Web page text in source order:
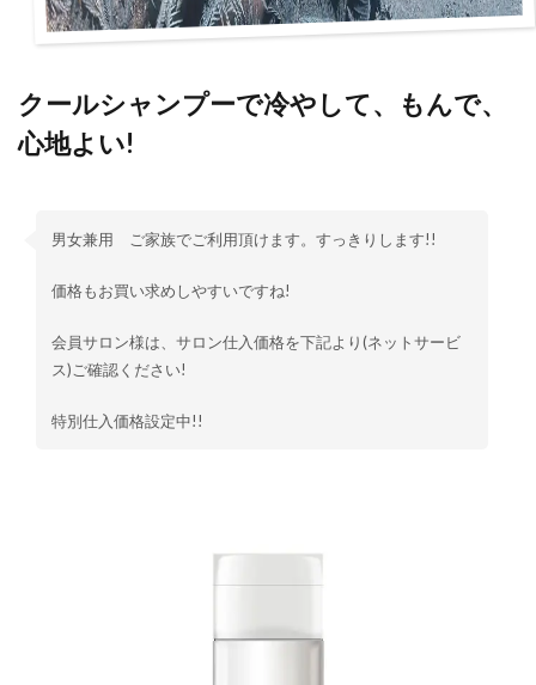
クールシャンプーで冷やして、もんで、
心地よい!
男女兼用 ご家族でご利用頂けます。すっきりします!!
価格もお買い求めしやすいですね!
会員サロン様は、サロン仕入価格を下記より(ネットサービ
ス)ご確認ください!
特別仕入価格設定中!!